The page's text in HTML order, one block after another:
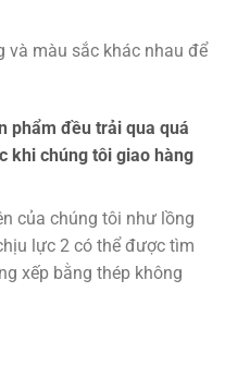
và màu sắc khác nhau để
phẩm đều trải qua quá
khi chúng tôi giao hàng
của chúng tôi như lồng
lực 2 có thể được tìm
xếp bằng thép không